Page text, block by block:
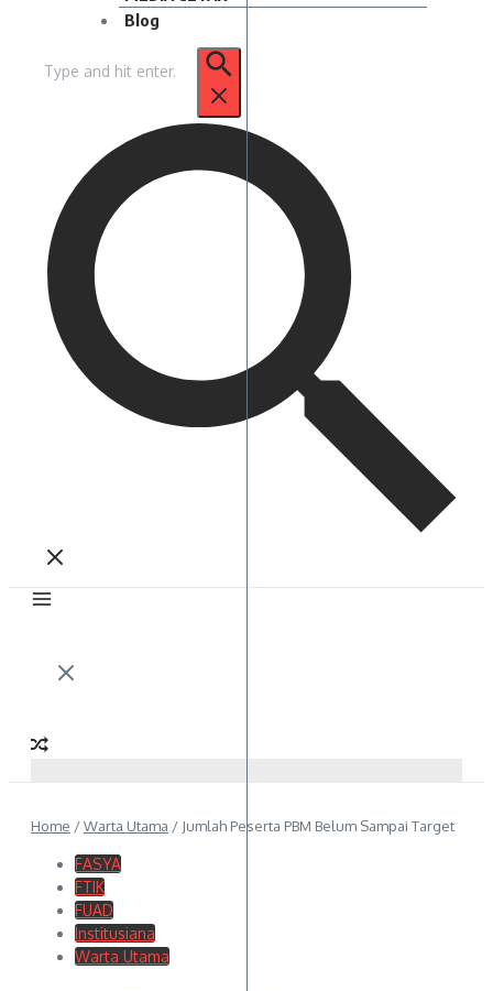
Blog
untuk:
Home /Warta Utama / Jumlah Peserta PBM Belum Sampai Target
FASYA
FTIK
FUAD
Institusiana
Warta Utama